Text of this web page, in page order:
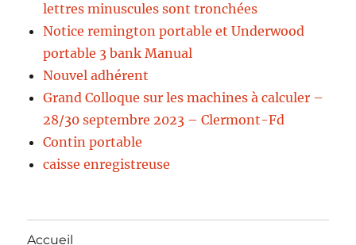
lettres minuscules sont tronchées
Notice remington portable et Underwood
portable 3 bank Manual
Nouvel adhérent
Grand Colloque sur les machines à calculer –
28/30 septembre 2023 – Clermont-Fd
Contin portable
caisse enregistreuse
Accueil